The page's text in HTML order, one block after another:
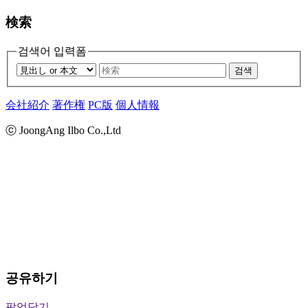
検索
검색어 입력폼
검색
会社紹介 著作権 PC版 個人情報
ⓒ JoongAng Ilbo Co.,Ltd
공유하기